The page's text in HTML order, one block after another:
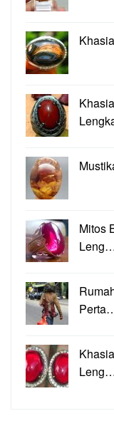
Mitos